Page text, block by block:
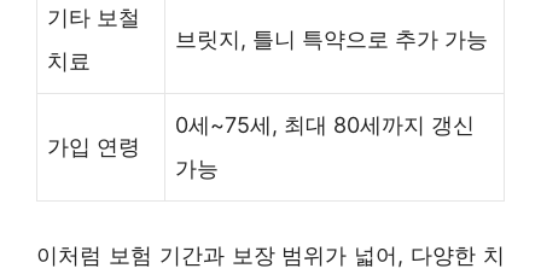
기타 보철
치료
브릿지, 틀니 특약으로 추가 가능
가입 연령
0세~75세, 최대 80세까지 갱신
가능
이처럼 보험 기간과 보장 범위가 넓어, 다양한 치